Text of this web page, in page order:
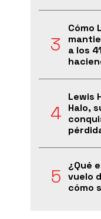
Cómo
a los
Lewis
Halo,
¿Qué
vuelo
cómo